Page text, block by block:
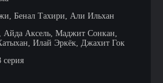
Бенал Тахири, Али Ильхан
Аксель, Маджит Сонкан,
Илай Эркёк, Джахит Гок
серия